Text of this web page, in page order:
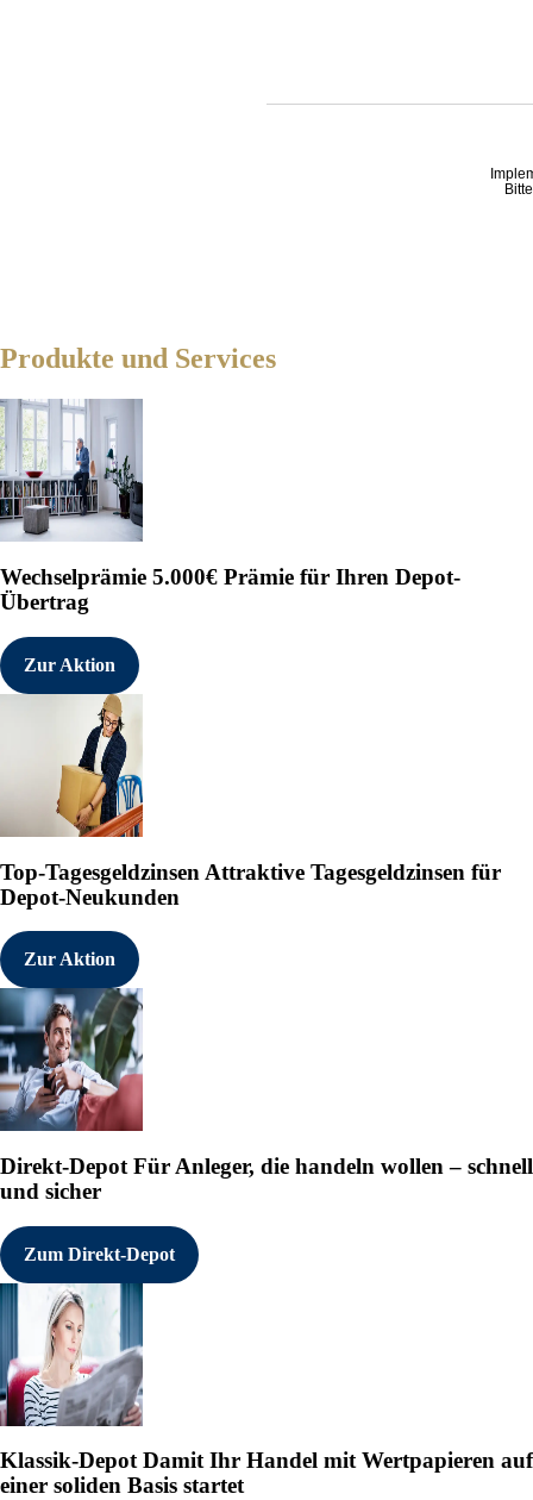
Produkte und Services
Wechselprämie 5.000€ Prämie für Ihren Depot-
Übertrag
Zur Aktion
Top-Tagesgeldzinsen Attraktive Tagesgeldzinsen für
Depot-Neukunden
Zur Aktion
Direkt-Depot Für Anleger, die handeln wollen – schnell
und sicher
Zum Direkt-Depot
Klassik-DepotDamit Ihr Handel mit Wertpapieren auf
einer soliden Basis startet